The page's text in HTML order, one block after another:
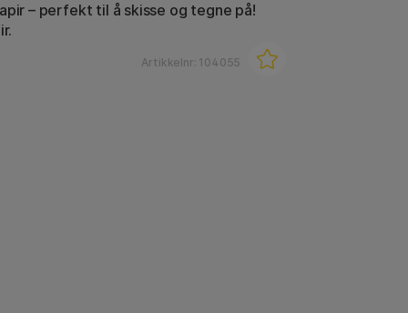
– perfekt til å skisse og tegne på!
Artikkelnr: 104055